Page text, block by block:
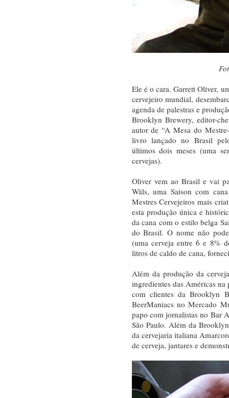
Ele é o cara. Garrett Oliver,
cervejeiro mundial,
agenda de palestras e
Brooklyn Brewery, editor-
autor de “A Mesa do
livro lançado no Brasil
últimos dois meses (uma
cervejas).
Oliver vem ao Brasil e vai
Wäls, uma Saison com
Mestres Cervejeiros mais
esta produção única e
da cana com o estilo belga
do Brasil. O nome não
(uma cerveja entre 6 e 8%
litros de caldo de cana,
Além da produção da
ingredientes das Américas
com clientes da Brooklyn
BeerManiacs no Mercado
papo com jornalistas no Bar
São Paulo. Além da
da cervejaria italiana
de cerveja, jantares e